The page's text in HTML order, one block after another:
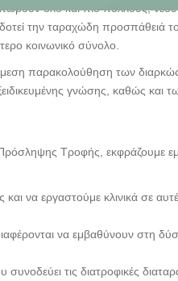
όλο και πιο πολλούς,
την ταραχώδη προσπάθειά
κοινωνικό σύνολο.
παρακολούθηση των
γνώσης, καθώς και
Πρόσληψης Τροφής, εκφράζουμε
να εργαστούμε κλινικά σε
να εμβαθύνουν στη
τις διατροφικές